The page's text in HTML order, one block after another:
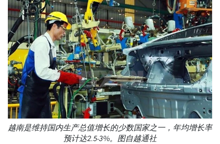
越南是维持国内生产总值增长的少数国家之一，年均增长率
预计达2.5-3%。图自越通社